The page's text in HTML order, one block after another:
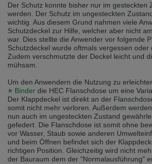
switch to the Czech version?
Switch to Czech version Stay on this
Zdá se, že Váš prohlížeč je v jiném jazyce, než jaký
Tato stránka je k dispozici i v češtině. Chcete
Přepnout na českou verzi
Váš prohlížeč se zdá být v jiném jazyce, než je
stránka je také k dispozici v němčině. Přejete si
Přepněte na německou verzi Zůstaňte v
Wir haben erkannt, dass ihr Browser eine andere
angezeigte bevorzugt. Diese Webseite ist auch auf
Möchten Sie zur Deutschen Version wechseln?
Der Schutz konnte bisher nur im gesteckten
werden. Der Schutz im ungesteckten
wichtig. Aus diesem Grund nahmen viele
Schutzdeckel zur Hilfe, welcher aber nicht
war. Dies stellte die Anwender vor folgende
Schutzdeckel wurde oftmals vergessen oder
Zudem verschmutzte der Deckel leicht und
mühsam.
Um den Anwendern die Nutzung zu
Binder die HEC Flanschdose um eine
Der Klappdeckel ist direkt an der
somit nicht mehr verloren. Außerdem
nun auch im ungesteckten Zustand
gefedert. Die Flanschdose ist somit ohne
vor Wasser, Staub sowie anderen
und beim Öffnen befindet sich der
richtigen Position. Gleichzeitig wird nicht
der Bauraum dem der "Normalausführung"